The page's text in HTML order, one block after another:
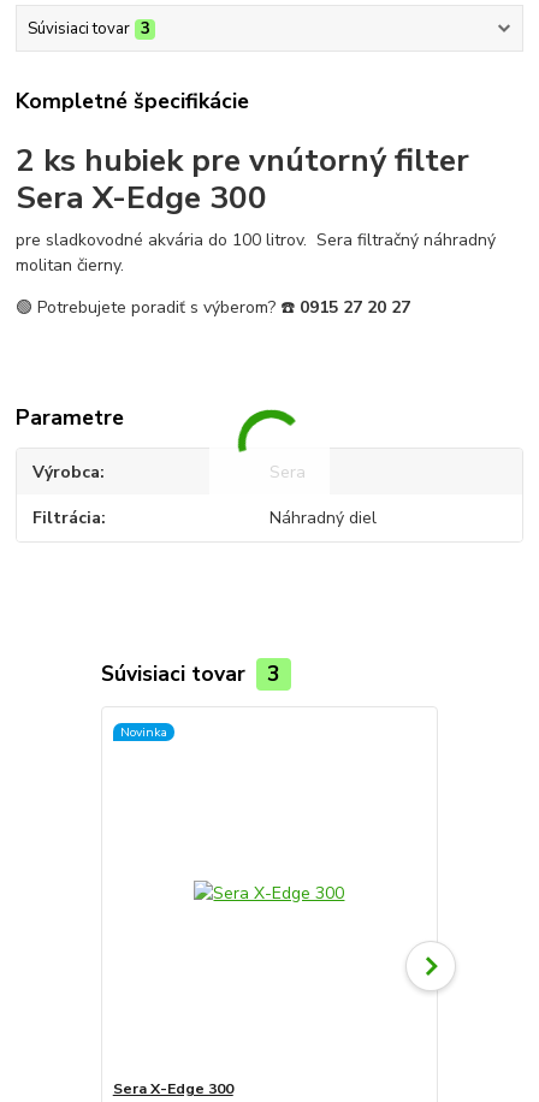
Súvisiaci tovar 3
Kompletné špecifikácie
2 ks hubiek pre vnútorný filter
Sera X-Edge 300
pre sladkovodné akvária do 100 litrov. Sera filtračný náhradný
molitan čierny.
🟢 Potrebujete poradiť s výberom? ☎️ 0915 27 20 27
Parametre
Výrobca Sera
Filtrácia Náhradný diel
Súvisiaci tovar 3
Novinka
Sera X-Edge 300